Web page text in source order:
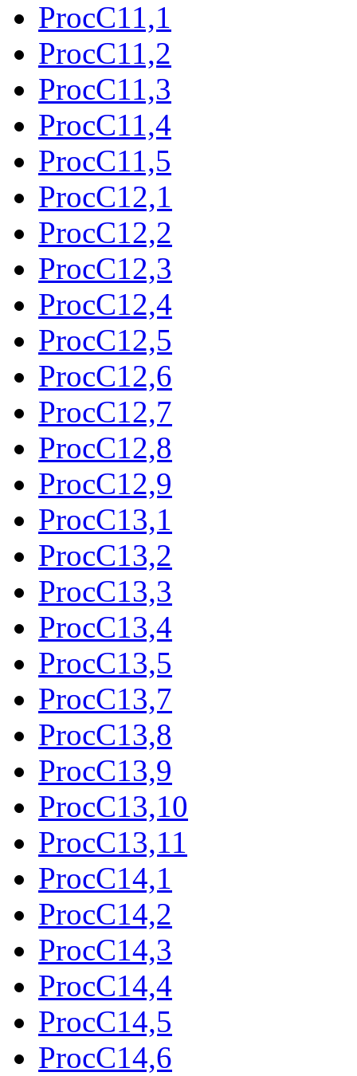
ProcC11,1
ProcC11,2
ProcC11,3
ProcC11,4
ProcC11,5
ProcC12,1
ProcC12,2
ProcC12,3
ProcC12,4
ProcC12,5
ProcC12,6
ProcC12,7
ProcC12,8
ProcC12,9
ProcC13,1
ProcC13,2
ProcC13,3
ProcC13,4
ProcC13,5
ProcC13,7
ProcC13,8
ProcC13,9
ProcC13,10
ProcC13,11
ProcC14,1
ProcC14,2
ProcC14,3
ProcC14,4
ProcC14,5
ProcC14,6